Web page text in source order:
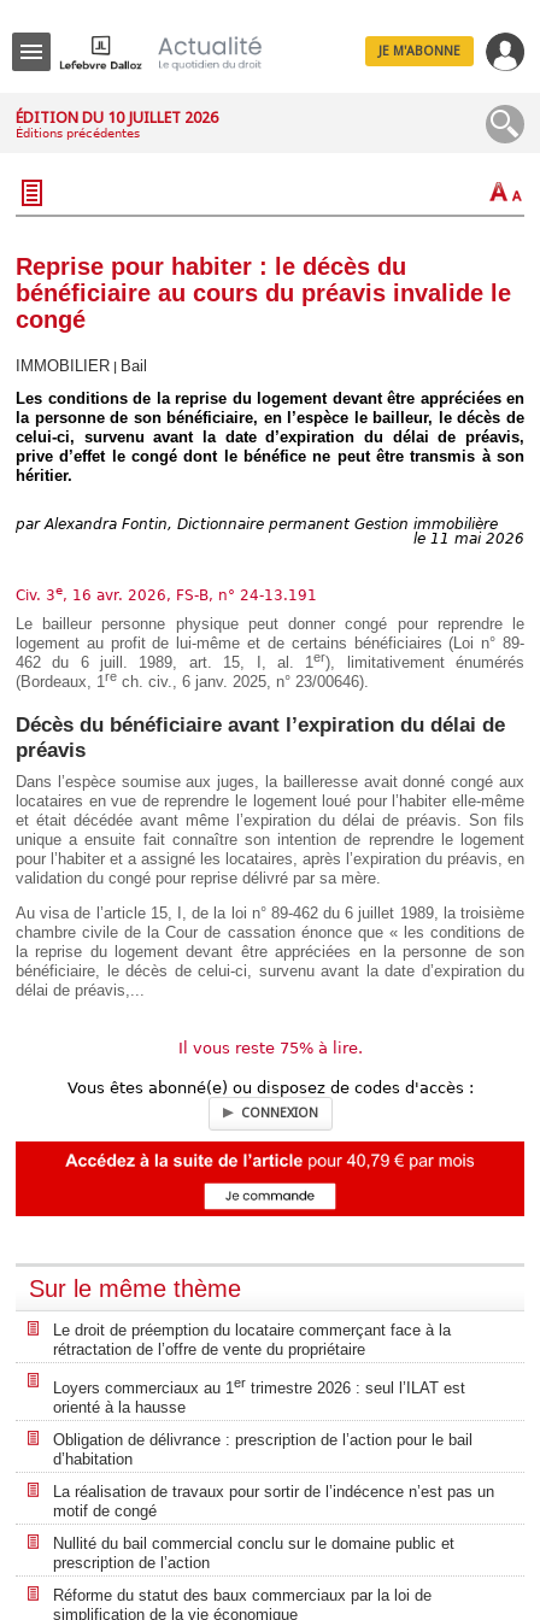
IT
JE M'ABONNE
ÉDITION DU 10 JUILLET 2026
Éditions précédentes
Reprise pour habiter : le décès du
bénéficiaire au cours du préavis invalide le
congé
IMMOBILIER
Bail
Les conditions de la reprise du logement devant être appréciées en
la personne de son bénéficiaire, en l’espèce le bailleur, le décès de
celui-ci, survenu avant la date d’expiration du délai de préavis,
prive d’effet le congé dont le bénéfice ne peut être transmis à son
héritier.
par Alexandra Fontin, Dictionnaire permanent Gestion immobilière
le 11 mai 2026
Civ. 3e, 16 avr. 2026, FS-B, n° 24-13.191
Le bailleur personne physique peut donner congé pour reprendre le
logement au profit de lui-même et de certains bénéficiaires (Loi n° 89-
462 du 6 juill. 1989, art. 15, I, al. 1er), limitativement énumérés
(Bordeaux, 1 re ch. civ., 6 janv. 2025, n° 23/00646).
Décès du bénéficiaire avant l’expiration du délai de
préavis
Dans l’espèce soumise aux juges, la bailleresse avait donné congé aux
locataires en vue de reprendre le logement loué pour l’habiter elle-même
et était décédée avant même l’expiration du délai de préavis. Son fils
unique a ensuite fait connaître son intention de reprendre le logement
pour l’habiter et a assigné les locataires, après l’expiration du préavis, en
validation du congé pour reprise délivré par sa mère.
Au visa de l’article 15, I, de la loi n° 89-462 du 6 juillet 1989, la troisième
chambre civile de la Cour de cassation énonce que « les conditions de
la reprise du logement devant être appréciées en la personne de son
bénéficiaire, le décès de celui-ci, survenu avant la date d’expiration du
délai de préavis,...
Il vous reste 75% à lire.
Vous êtes abonné(e) ou disposez de codes d'accès :
CONNEXION
Sur le même thème
Le droit de préemption du locataire commerçant face à la
rétractation de l’offre de vente du propriétaire
Loyers commerciaux au 1er trimestre 2026 : seul l’ILAT est
orienté à la hausse
Obligation de délivrance : prescription de l’action pour le bail
d’habitation
La réalisation de travaux pour sortir de l’indécence n’est pas un
motif de congé
Nullité du bail commercial conclu sur le domaine public et
prescription de l’action
Réforme du statut des baux commerciaux par la loi de
simplification de la vie économique